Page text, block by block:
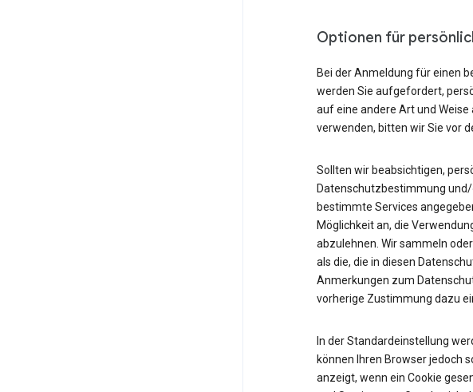
Optionen für
Bei der Anmeldung für einen
werden Sie aufgefordert,
auf eine andere Art und
verwenden, bitten wir Sie vor
Sollten wir beabsichtigen,
Datenschutzbestimmung
bestimmte Services
Möglichkeit an, die
abzulehnen. Wir sammeln
als die, die in diesen
Anmerkungen zum
vorherige Zustimmung dazu
In der Standardeinstellung
können Ihren Browser jedoch
anzeigt, wenn ein Cookie